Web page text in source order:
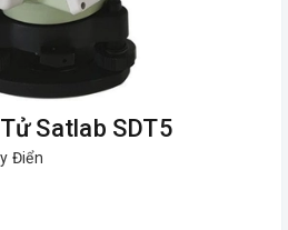
Satlab SDT5
Điển